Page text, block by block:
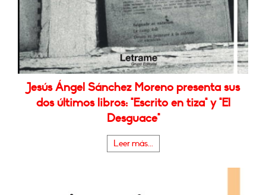
Jesús Ángel Sánchez Moreno presenta sus
dos últimos libros: "Escrito en tiza" y "El
Desguace"
Leer más...